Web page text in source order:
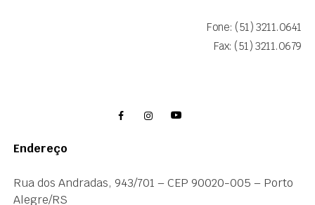
Fone: (51) 3211.0641
Fax: (51) 3211.0679
Endereço
Rua dos Andradas, 943/701 – CEP 90020-005 – Porto
Alegre/RS